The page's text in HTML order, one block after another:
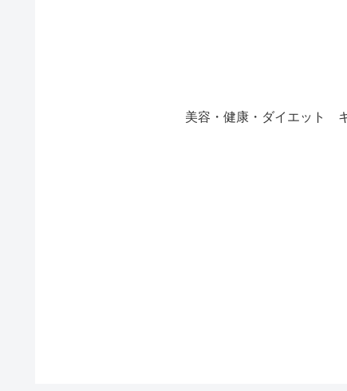
美容・健康・ダイエット